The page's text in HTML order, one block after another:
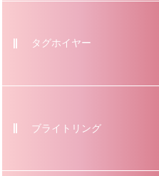
タグホイヤー
ブライトリング